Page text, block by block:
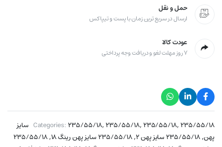
حمل و نقل
ارسال در سریع ترین زمان با پست و تیپاکس
عودت کالا
۷ روز مهلت لغو و دریافت وجه پرداختی
Categories:۲۳۵/۵۵/۱۸,۲۳۵/۵۵/۱۸,۲۳۵/۵۵/۱۸,
۲۳۵/۵۵/۱۸ سایز
پهن,۲۳۵/۵۵/۱۸ سایز پهن ۲ ,۲۳۵/۵۵/۱۸ سایز پهن رینگ ۱۸ ,۲۳۵/۵۵/۱۸